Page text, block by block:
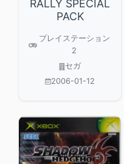
RALLY SPECIAL
PACK
プレイステーション
2
セガ
2006-01-12